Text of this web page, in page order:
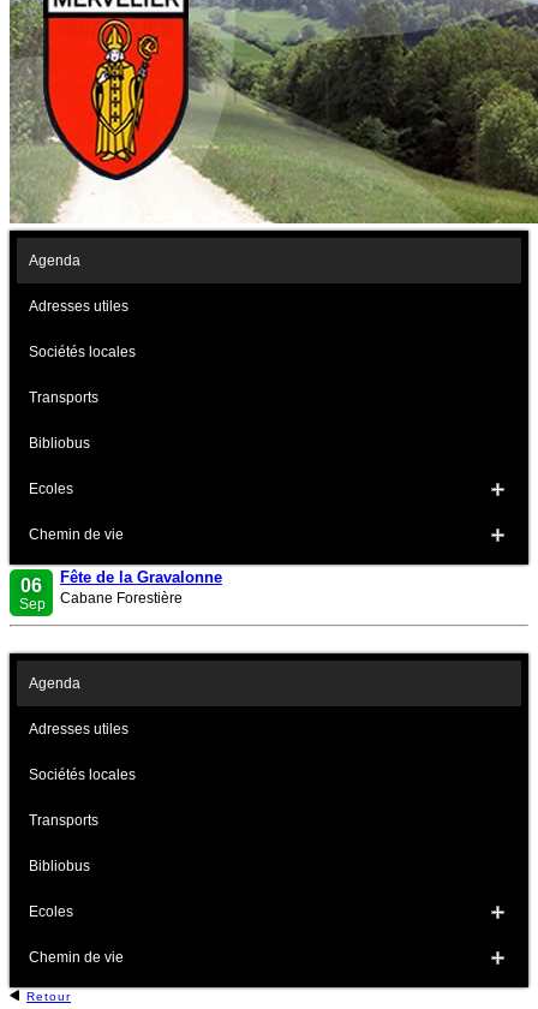
Agenda
Adresses utiles
Sociétés locales
Transports
Bibliobus
Ecoles
Chemin de vie
06
Sep
Fête de la Gravalonne
Cabane Forestière
Agenda
Adresses utiles
Sociétés locales
Transports
Bibliobus
Ecoles
Chemin de vie
Retour